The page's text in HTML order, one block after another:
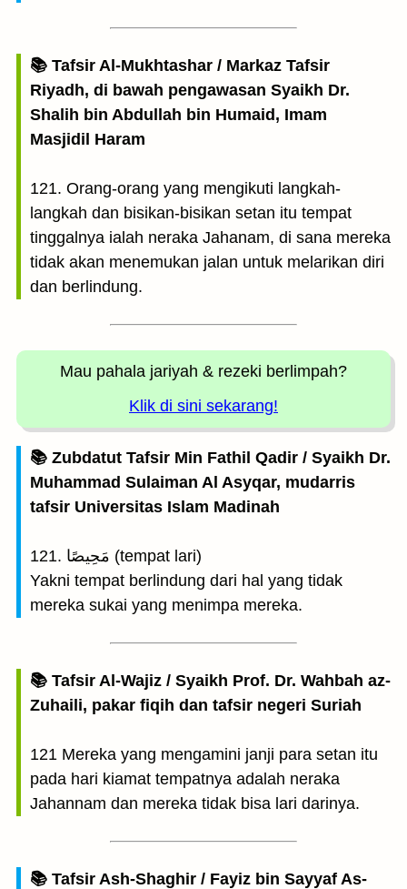
📚 Tafsir Al-Mukhtashar / Markaz Tafsir
Riyadh, di bawah pengawasan Syaikh Dr.
Shalih bin Abdullah bin Humaid, Imam
Masjidil Haram
121. Orang-orang yang mengikuti langkah-
langkah dan bisikan-bisikan setan itu tempat
tinggalnya ialah neraka Jahanam, di sana mereka
tidak akan menemukan jalan untuk melarikan diri
dan berlindung.
Mau pahala jariyah & rezeki berlimpah?
Klik di sini sekarang!
📚 Zubdatut Tafsir Min Fathil Qadir / Syaikh Dr.
Muhammad Sulaiman Al Asyqar, mudarris
tafsir Universitas Islam Madinah
121. مَحِيصًا (tempat lari)
Yakni tempat berlindung dari hal yang tidak
mereka sukai yang menimpa mereka.
📚 Tafsir Al-Wajiz / Syaikh Prof. Dr. Wahbah az-
Zuhaili, pakar fiqih dan tafsir negeri Suriah
121 Mereka yang mengamini janji para setan itu
pada hari kiamat tempatnya adalah neraka
Jahannam dan mereka tidak bisa lari darinya.
📚 Tafsir Ash-Shaghir / Fayiz bin Sayyaf As-